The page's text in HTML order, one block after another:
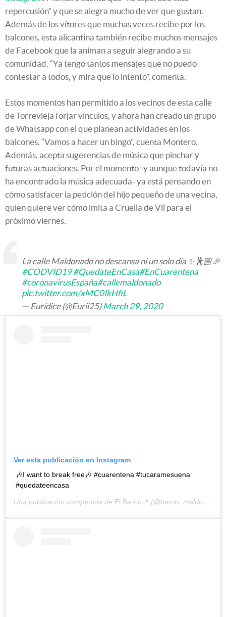
repercusión” y que se alegra mucho de ver que gustan.
Además de los vítores que muchas veces recibe por los
balcones, esta alicantina también recibe muchos mensajes
de Facebook que la animan a seguir alegrando a su
comunidad. “Ya tengo tantos mensajes que no puedo
contestar a todos, y mira que lo intento”, comenta.
Estos momentos han permitido a los vecinos de esta calle
de Torrevieja forjar vínculos, y ahora han creado un grupo
de Whatsapp con el que planean actividades en los
balcones. “Vamos a hacer un bingo”, cuenta Montero.
Además, acepta sugerencias de música que pinchar y
futuras actuaciones. Por el momento -y aunque todavía no
ha encontrado la música adecuada- ya está pensando en
cómo satisfacer la petición del hijo pequeño de una vecina,
quien quiere ver cómo imita a Cruella de Vil para el
próximo viernes.
La calle Maldonado no descansa ni un solo día ✨🕺🏼🎉
#CODVID19 #QuedateEnCasa#EnCuarentena
#coronavirusEspaña#callemaldonado
pic.twitter.com/xMC0IkHfiL
— Eurídice (@Eurii25) March 29, 2020
Ver esta publicación en Instagram
🎶I want to break free🎶 #cuarentena #tucaramesuena
#quedateencasa
Una publicación compartida de El Barrio📍 (@barrio_maldonado_) el